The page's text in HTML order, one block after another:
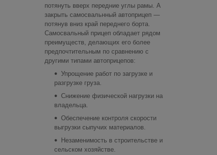
потянуть вверх передние углы рамы. А
закрыть самосвальнный автоприцеп —
потянув вниз край переднего борта.
Самосвальный прицеп обладает рядом
преимуществ, делающих его более
предпочтительным по сравнению с
другими типами автоприцепов:
Упрощение работ по загрузке и
разгрузке груза.
Снижение физической нагрузки на
владельца.
Обеспечение контроля скорости
выгрузки сыпучих материалов.
Незаменимость в строительстве и
сельском хозяйстве.